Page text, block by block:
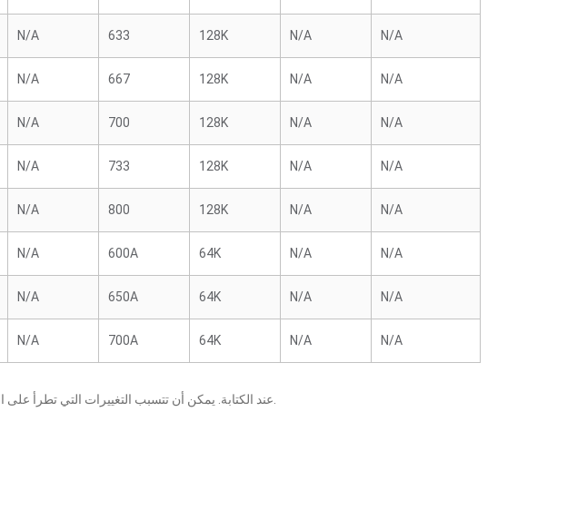
N/A 633 128K N/A N/A
N/A 667 128K N/A N/A
N/A 700 128K N/A N/A
N/A 733 128K N/A N/A
N/A 800 128K N/A N/A
N/A 600A 64K N/A N/A
N/A 650A 64K N/A N/A
N/A 700A 64K N/A N/A